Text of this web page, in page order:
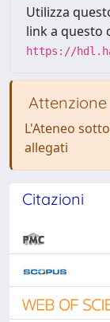
Utilizza
link a questo
https://
Attenzione
L'Ateneo
allegati
Citazioni